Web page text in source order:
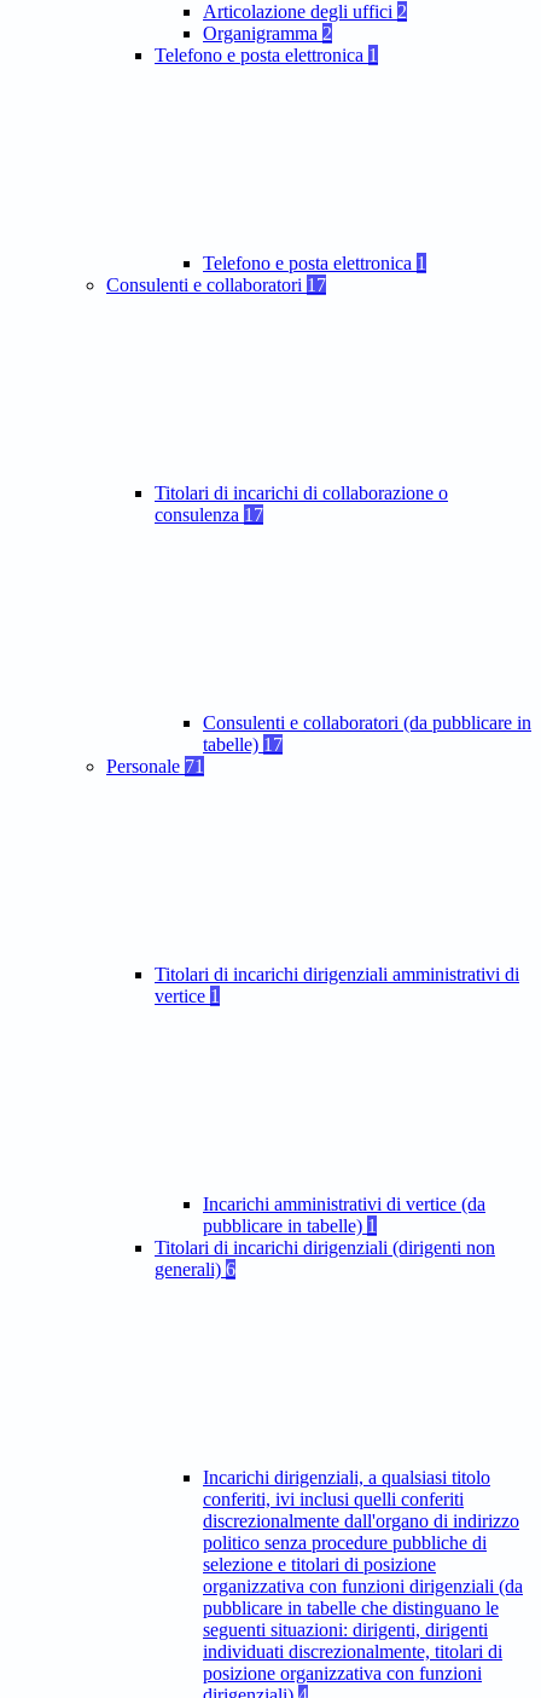
Articolazione degli uffici 2
Organigramma 2
Telefono e posta elettronica 1
Telefono e posta elettronica 1
Consulenti e collaboratori 17
Titolari di incarichi di collaborazione o
consulenza 17
Consulenti e collaboratori (da pubblicare in
tabelle) 17
Personale 71
Titolari di incarichi dirigenziali amministrativi di
vertice 1
Incarichi amministrativi di vertice (da
pubblicare in tabelle) 1
Titolari di incarichi dirigenziali (dirigenti non
generali) 6
Incarichi dirigenziali, a qualsiasi titolo
conferiti, ivi inclusi quelli conferiti
discrezionalmente dall'organo di indirizzo
politico senza procedure pubbliche di
selezione e titolari di posizione
organizzativa con funzioni dirigenziali (da
pubblicare in tabelle che distinguano le
seguenti situazioni: dirigenti, dirigenti
individuati discrezionalmente, titolari di
posizione organizzativa con funzioni